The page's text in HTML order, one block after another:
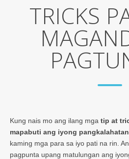
TRICKS
Kung nais mo ang ilang mga tip at
mapabuti ang iyong
kaming mga para sa iyo pati na rin.
pagpunta upang matulungan ang